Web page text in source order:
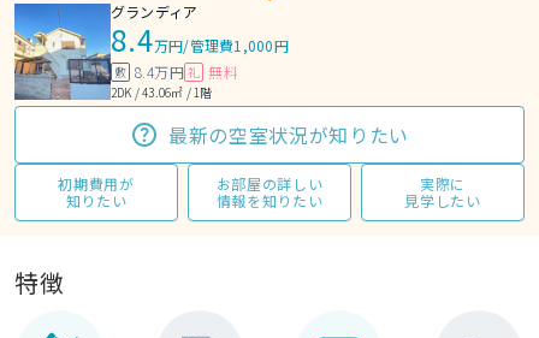
グランディア
8.4万円/管理費1,000円
敷 8.4万円 礼 無料
2DK / 43.06㎡ / 1階
最新の空室状況が知りたい
初期費用が
知りたい
お部屋の詳しい
情報を知りたい
実際に
見学したい
特徴